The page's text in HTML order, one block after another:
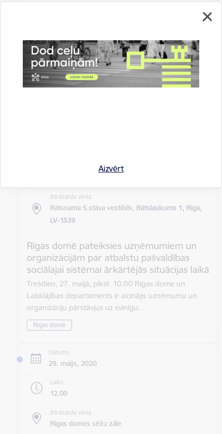
Aizvērt
Rīgas pilsētas pagaidu administrācijas
14.sēde (ārkārtas)
Sēdes darba kārtība: Grozījumi Rīgas domes 2016.
gada 19. aprīļa saistošajos noteikumos Nr. 198 "Par
Atrašanās vieta
Rātsnama 5.stāva vestibils, Rātslaukums 1, Rīga,
LV-1539
Rīgas domē pateiksies uzņēmumiem un
organizācijām par atbalstu pašvaldības
sociālajai sistēmai ārkārtējās situācijas laikā
Trešdien, 27. maijā, plkst. 10.00 Rīgas dome un
Labklājības departaments ir aicinājis uzņēmumu un
organizāciju pārstāvjus uz svinīgu…
Rīgas domē
Datums
29. maijs, 2020
Laiks
12.00
Atrašanās vieta
Rīgas domes sēžu zāle